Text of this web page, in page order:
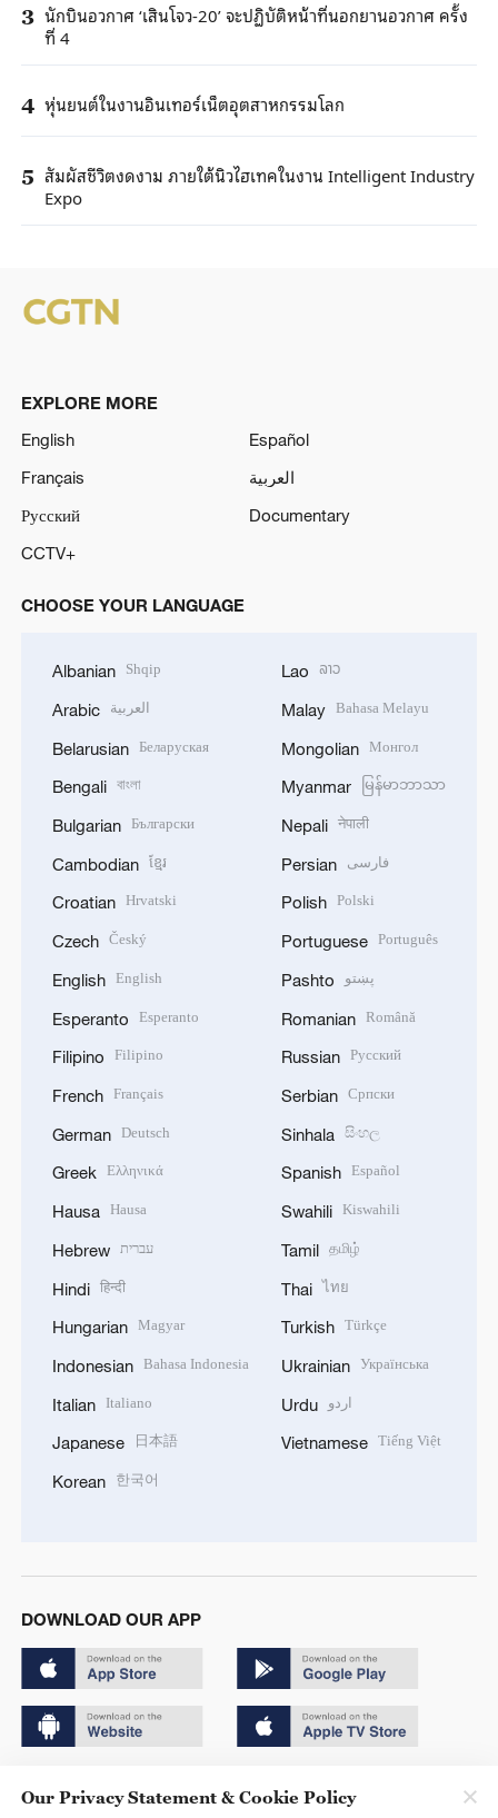
3 นักบินอวกาศ ‘เสินโจว-20’ จะปฏิบัติหน้าที่นอกยานอวกาศ ครั้ง
ที่ 4
4 หุ่นยนต์ในงานอินเทอร์เน็ตอุตสาหกรรมโลก
5 สัมผัสชีวิตงดงาม ภายใต้นิวไฮเทคในงาน Intelligent Industry
Expo
EXPLORE MORE
English
Español
Français
العربية
Русский
Documentary
CCTV+
CHOOSE YOUR LANGUAGE
Albanian Shqip
Arabic العربية
Belarusian Беларуская
Bengali বাংলা
Bulgarian Български
Cambodian ខ្មែរ
Croatian Hrvatski
Czech Český
English English
Esperanto Esperanto
Filipino Filipino
French Français
German Deutsch
Greek Ελληνικά
Hausa Hausa
Hebrew עברית
Hindi हिन्दी
Hungarian Magyar
Indonesian Bahasa Indonesia
Italian Italiano
Japanese 日本語
Korean 한국어
Lao ລາວ
Malay Bahasa Melayu
Mongolian Монгол
Myanmar မြန်မာဘာသာ
Nepali नेपाली
Persian فارسی
Polish Polski
Portuguese Português
Pashto پښتو
Romanian Română
Russian Русский
Serbian Српски
Sinhala සිංහල
Spanish Español
Swahili Kiswahili
Tamil தமிழ்
Thai ไทย
Turkish Türkçe
Ukrainian Українська
Urdu اردو
Vietnamese Tiếng Việt
DOWNLOAD OUR APP
Our Privacy Statement & Cookie Policy